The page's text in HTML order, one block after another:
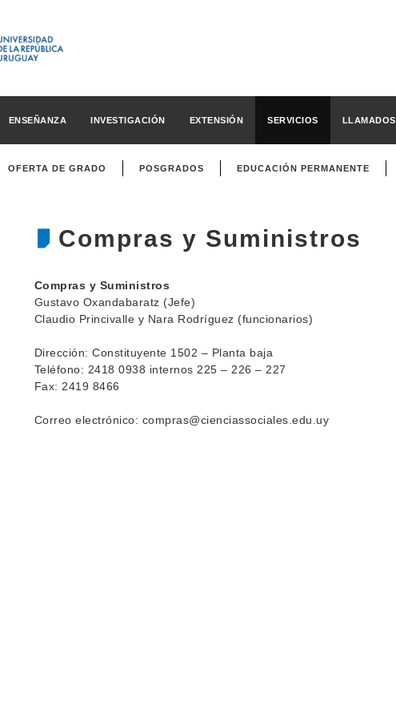
ENSEÑANZA INVESTIGACIÓN EXTENSIÓN SERVICIOS LLAMADOS
OFERTA DE GRADO POSGRADOS EDUCACIÓN PERMANENTE
Compras y Suministros
Compras y Suministros
Gustavo Oxandabaratz (Jefe)
Claudio Princivalle y Nara Rodríguez (funcionarios)
Dirección: Constituyente 1502 – Planta baja
Teléfono: 2418 0938 internos 225 – 226 – 227
Fax: 2419 8466
Correo electrónico: compras@cienciassociales.edu.uy